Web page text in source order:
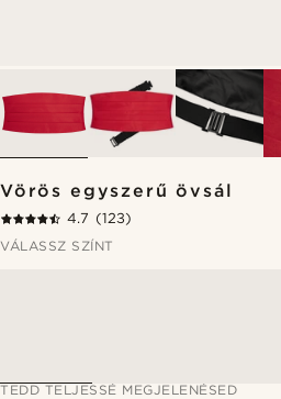
Vörös egyszerű övsál
4.7 (123)
VÁLASSZ SZÍNT
TEDD TELJESSÉ MEGJELENÉSED